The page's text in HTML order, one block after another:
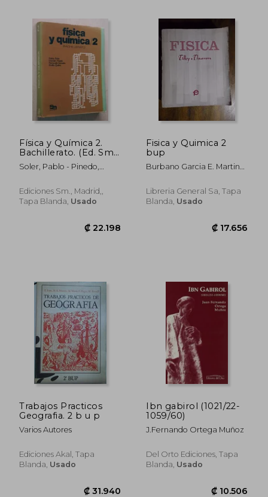
Física y Química 2.
Bachillerato. (Ed. Sm.
)
Soler, Pablo - Pinedo,
Fernando - Quilez, Emilio
Ediciones Sm., Madrid,,
Tapa Blanda, Usado
Fisica y Quimica 2
bup
Burbano Garcia E. Martin
Libreria General Sa, Tapa
Blanda, Usado
Trabajos Practicos
Geografia. 2 b u p
Varios Autores
Ediciones Akal, Tapa
Blanda, Usado
Ibn gabirol (1021/22-
1059/60)
J.Fernando Ortega Muñoz
Del Orto Ediciones, Tapa
Blanda, Usado